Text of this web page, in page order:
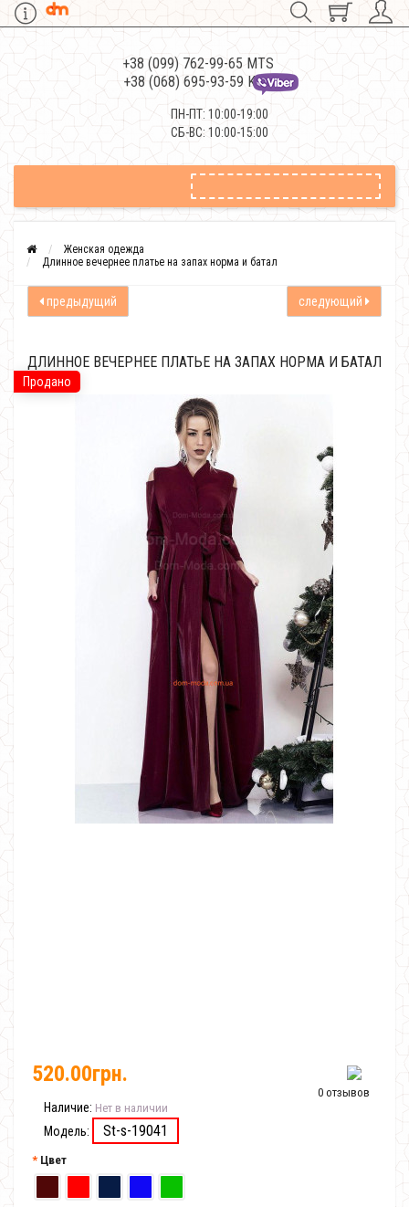
+38 (099) 762-99-65 MTS
+38 (068) 695-93-59 Kievstar
ПН-ПТ: 10:00-19:00
СБ-ВС: 10:00-15:00
Женская одежда
Длинное вечернее платье на запах норма и батал
предыдущий следующий
Продано
ДЛИННОЕ ВЕЧЕРНЕЕ ПЛАТЬЕ НА ЗАПАХ НОРМА И БАТАЛ
0 отзывов
520.00грн.
Наличие: Нет в наличии
Модель: St-s-19041
Цвет